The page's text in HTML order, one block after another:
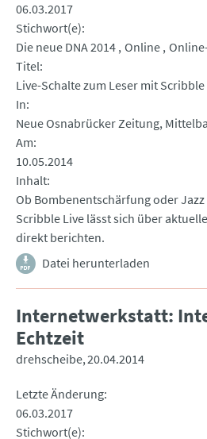
06.03.2017
Stichwort(e)
Die neue DNA 2014 Online
Titel
Live-Schalte zum Leser mit Scribble
In
Neue Osnabrücker Zeitung,
Am
10.05.2014
Inhalt
Ob Bombenentschärfung oder
Scribble Live lässt sich über
direkt berichten.
Datei herunterladen
Internetwerkstatt:
Echtzeit
drehscheibe 20.04.2014
Letzte Änderung
06.03.2017
Stichwort(e)